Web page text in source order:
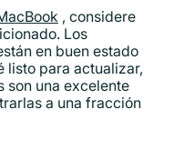
, considere
Los
en buen estado
listo para actualizar,
son una excelente
a una fracción